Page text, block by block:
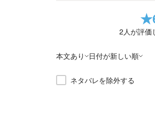
★
2人が評価
本文あり 日付が新しい順
ネタバレを除外する